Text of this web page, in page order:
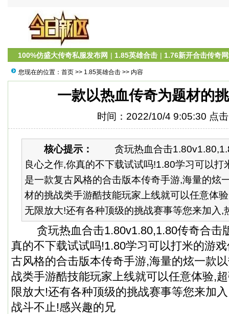
100%仿盛大传奇私服发布网 | 1.85英雄合击 | 1.76新开合击传奇
您现在的位置： 首页 >> 1.85英雄合击 >> 内容
一款以热血传奇为题材的
时间：2022/10/4 9:05:30 点
核心提示：
贪玩热血合击
良心之作,你真的不下载试试吗!1.80学习可以打
是一款复古风格的合击版本传奇手游,海量的炫
材的挑战类手游酷技能玩家上线就可以任意体
无限放大!还有各种顶级的挑战赛事等您来加入,
贪玩热血合击1.80v1.80,1.80传奇合击
真的不下载试试吗!1.80学习可以打米的游
古风格的合击版本传奇手游,海量的炫一款
战类手游酷技能玩家上线就可以任意体验,
限放大!还有各种顶级的挑战赛事等您来加
战斗不止!感兴趣的兄